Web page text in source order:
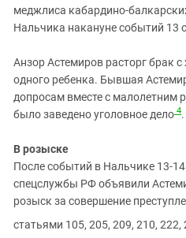
меджлиса кабардино-
Нальчика накануне событий 13
Анзор Астемиров расторг брак
одного ребенка. Бывшая
допросам вместе с малолетним
было заведено уголовное дело 4.
В розыске
После событий в Нальчике 13-
спецслужбы РФ объявили
розыск за совершение
статьями 105, 205, 209, 210,